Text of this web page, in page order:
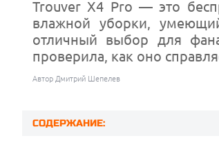
Trouver X4 Pro — это
влажной уборки,
отличный выбор для
проверила, как оно
Автор Дмитрий Шепелев
СОДЕРЖАНИЕ: